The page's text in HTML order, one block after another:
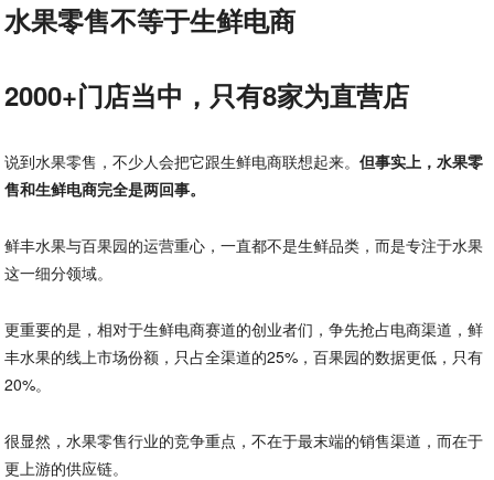
水果零售不等于生鲜电商
2000+门店当中，只有8家为直营店
说到水果零售，不少人会把它跟生鲜电商联想起来。但事实上，水果零
售和生鲜电商完全是两回事。
鲜丰水果与百果园的运营重心，一直都不是生鲜品类，而是专注于水果
这一细分领域。
更重要的是，相对于生鲜电商赛道的创业者们，争先抢占电商渠道，鲜
丰水果的线上市场份额，只占全渠道的25%，百果园的数据更低，只有
20%。
很显然，水果零售行业的竞争重点，不在于最末端的销售渠道，而在于
更上游的供应链。